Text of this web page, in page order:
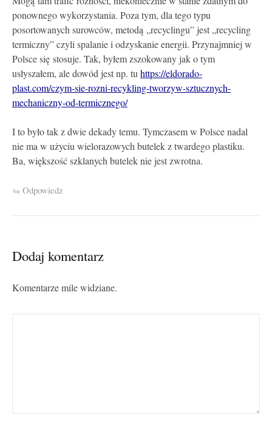
ponownego wykorzystania. Poza tym, dla tego typu
posortowanych surowców, metodą „recyclingu” jest „recycling
termiczny” czyli spalanie i odzyskanie energii. Przynajmniej w
Polsce się stosuje. Tak, byłem zszokowany jak o tym
usłyszałem, ale dowód jest np. tuhttps://eldorado-
plast.com/czym-sie-rozni-recykling-tworzyw-sztucznych-
mechaniczny-od-termicznego/
I to było tak z dwie dekady temu. Tymczasem w Polsce nadal
nie ma w użyciu wielorazowych butelek z twardego plastiku.
Ba, większość szklanych butelek nie jest zwrotna.
Odpowiedz
Dodaj komentarz
Komentarze mile widziane.